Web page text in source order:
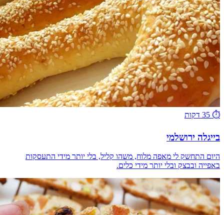
⏱️ 35 דקות
בייגלה ירושלמי
היום התחשק לי מאפה מלוח, משהו קליל, בלי יותר מידי התעסקות
באפייה ובבצק ובלי יותר מידי כלים.